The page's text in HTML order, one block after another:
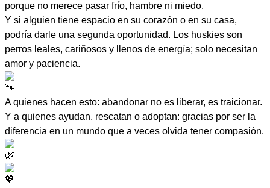
porque no merece pasar frío, hambre ni miedo.
Y si alguien tiene espacio en su corazón o en su casa,
podría darle una segunda oportunidad. Los huskies son
perros leales, cariñosos y llenos de energía; solo necesitan
amor y paciencia.
A quienes hacen esto: abandonar no es liberar, es traicionar.
Y a quienes ayudan, rescatan o adoptan: gracias por ser la
diferencia en un mundo que a veces olvida tener compasión.